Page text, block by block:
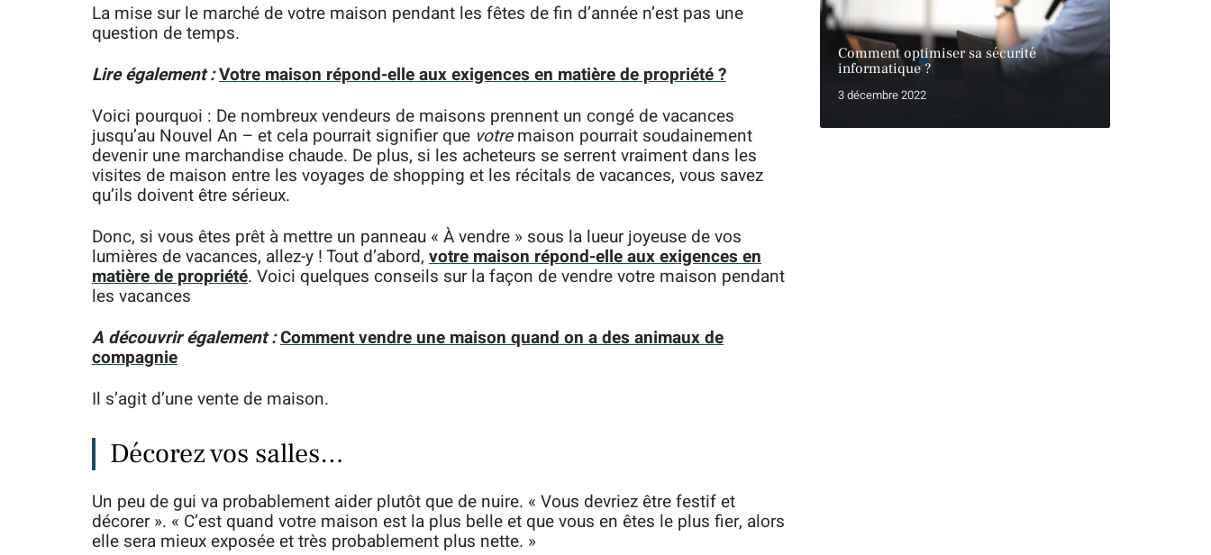
La mise sur le marché de votre maison pendant les fêtes de fin d’année n’est pas une
question de temps.
Lire également :Votre maison répond-elle aux exigences en matière de propriété ?
Voici pourquoi : De nombreux vendeurs de maisons prennent un congé de vacances
jusqu’au Nouvel An – et cela pourrait signifier que votremaison pourrait soudainement
devenir une marchandise chaude. De plus, si les acheteurs se serrent vraiment dans les
visites de maison entre les voyages de shopping et les récitals de vacances, vous savez
qu’ils doivent être sérieux.
Donc, si vous êtes prêt à mettre un panneau « À vendre » sous la lueur joyeuse de vos
lumières de vacances, allez-y ! Tout d’abord, votre maison répond-elle aux exigences en
matière de propriété. Voici quelques conseils sur la façon de vendre votre maison pendant
les vacances
A découvrir également :Comment vendre une maison quand on a des animaux de
compagnie
Il s’agit d’une vente de maison.
Décorez vos salles…
Un peu de gui va probablement aider plutôt que de nuire. « Vous devriez être festif et
décorer ». « C’est quand votre maison est la plus belle et que vous en êtes le plus fier, alors
elle sera mieux exposée et très probablement plus nette. »
Comment optimiser sa sécurité
informatique ?
3 décembre 2022